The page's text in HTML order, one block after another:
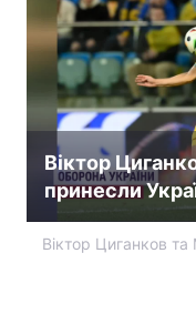
Віктор
принесли
Віктор Циганков